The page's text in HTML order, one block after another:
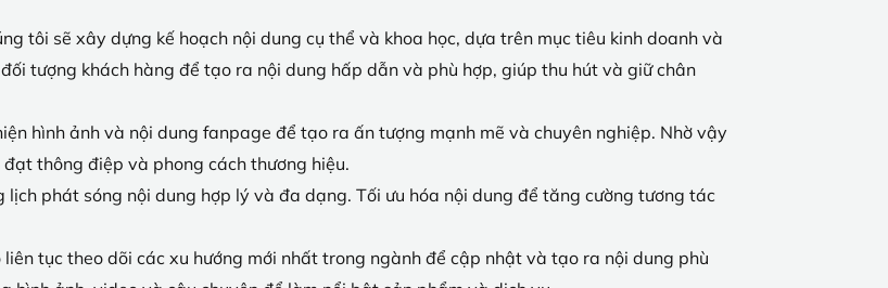
tôi sẽ xây dựng kế hoạch nội dung cụ thể và khoa học, dựa trên mục tiêu kinh doanh và
tượng khách hàng để tạo ra nội dung hấp dẫn và phù hợp, giúp thu hút và giữ chân
hình ảnh và nội dung fanpage để tạo ra ấn tượng mạnh mẽ và chuyên nghiệp. Nhờ vậy
thông điệp và phong cách thương hiệu.
lịch phát sóng nội dung hợp lý và đa dạng. Tối ưu hóa nội dung để tăng cường tương tác
tục theo dõi các xu hướng mới nhất trong ngành để cập nhật và tạo ra nội dung phù